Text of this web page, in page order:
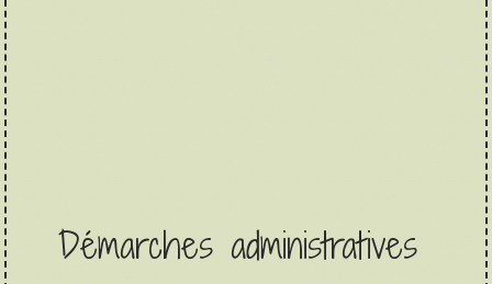
Démarches administratives